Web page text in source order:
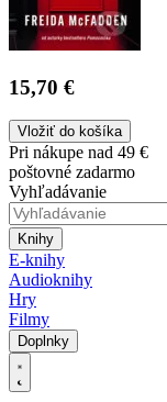
15,70 €
Vložiť do košíka
Pri nákupe nad 49 €
poštovné zadarmo
Vyhľadávanie
Knihy
E-knihy
Audioknihy
Hry
Filmy
Doplnky